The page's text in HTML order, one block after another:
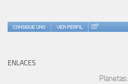
ENLACES
Planetas: